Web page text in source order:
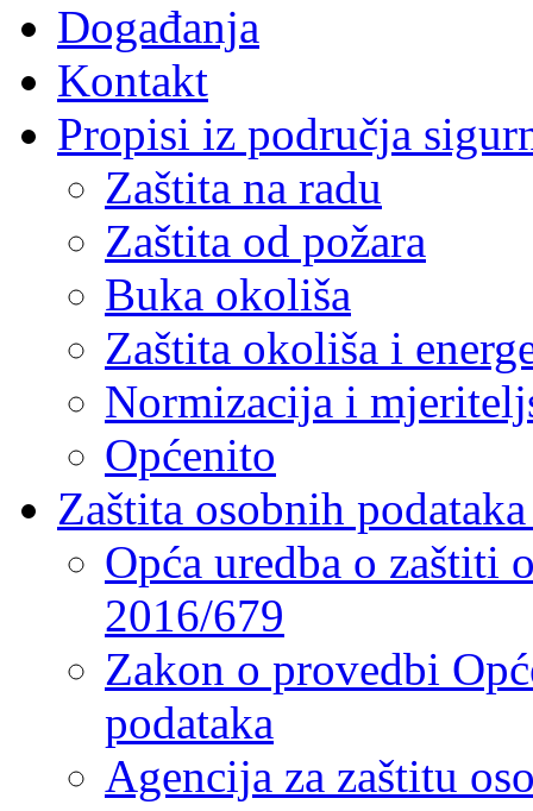
Događanja
Kontakt
Propisi iz područja
Zaštita na radu
Zaštita od požara
Buka okoliša
Zaštita okoliša i
Normizacija i
Općenito
Zaštita osobnih
Opća uredba o zaštiti
2016/679
Zakon o provedbi
podataka
Agencija za zaštitu